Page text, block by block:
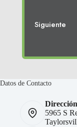
Siguiente
Datos de Contacto
5965 S